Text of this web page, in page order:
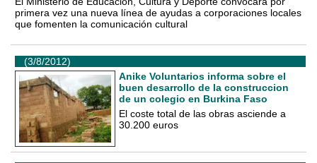
primera vez una nueva línea de ayudas a corporaciones locales
que fomenten la comunicación cultural
(3/8/2012)
Anike Voluntarios informa sobre el
buen desarrollo de la construccion
de un colegio en Burkina Faso
El coste total de las obras asciende a
30.200 euros